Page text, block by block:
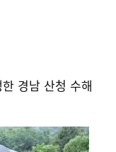
경남 산청 수해